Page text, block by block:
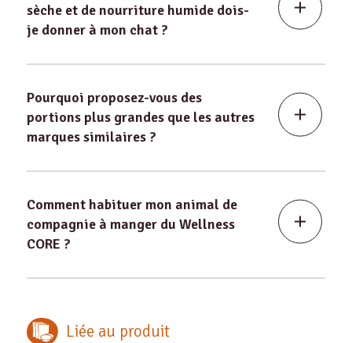
sèche et de nourriture humide dois-
je donner à mon chat ?
Pourquoi proposez-vous des
portions plus grandes que les autres
marques similaires ?
Comment habituer mon animal de
compagnie à manger du Wellness
CORE ?
Liée au produit